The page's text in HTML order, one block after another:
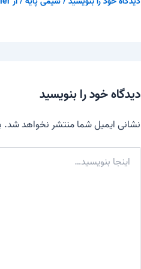
دیدگاه‌ خود را بنویسید
نشانی ایمیل شما منتشر نخواهد شد.
اینجا
بنویسید…